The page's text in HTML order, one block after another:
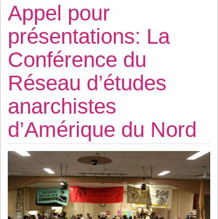
Appel pour
présentations: La
Conférence du
Réseau d’études
anarchistes
d’Amérique du Nord